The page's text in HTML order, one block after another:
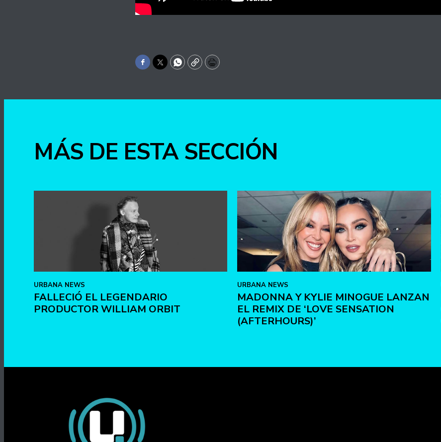
Facebook
TwitterWhatsApp
CopyPrint
MÁS DE ESTA SECCIÓN
URBANA NEWS
FALLECIÓ EL LEGENDARIO
PRODUCTOR WILLIAM ORBIT
URBANA NEWS
MADONNA Y KYLIE MINOGUE LANZAN
EL REMIX DE ‘LOVE SENSATION
(AFTERHOURS)’